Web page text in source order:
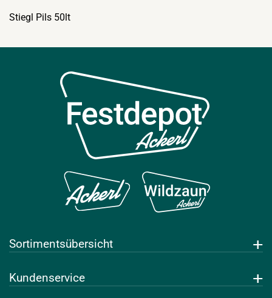
Stiegl Pils 50lt
Sortimentsübersicht
Leihwaren
Kundenservice